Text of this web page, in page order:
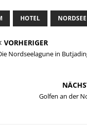
HOTEL NORDSEE
VORHERIGER
Nordseelagune in
Golfen an der